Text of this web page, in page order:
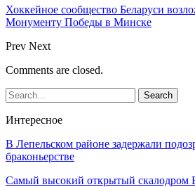
Хоккейное сообщество Беларуси
Монументу Победы в Минске
Prev Next
Comments are closed.
Интересное
В Лепельском районе задержали
браконьерстве
Самый высокий открытый скалодром